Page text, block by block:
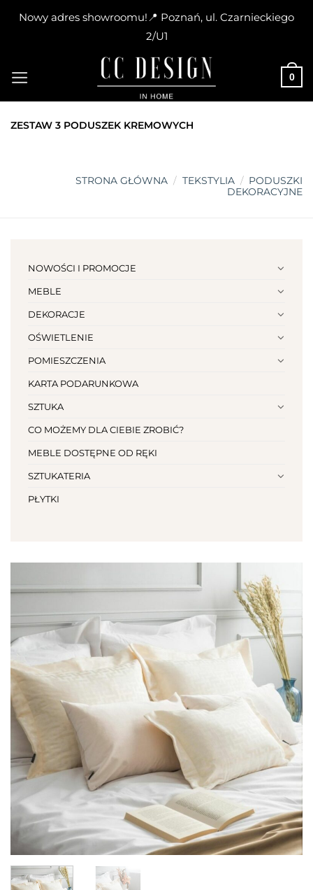
Nowy adres showroomu!📍 Poznań, ul. Czarnieckiego
2/U1
content
0
ZESTAW 3 PODUSZEK KREMOWYCH
STRONA GŁÓWNA / TEKSTYLIA / PODUSZKI
DEKORACYJNE
NOWOŚCI I PROMOCJE
MEBLE
DEKORACJE
OŚWIETLENIE
POMIESZCZENIA
KARTA PODARUNKOWA
SZTUKA
CO MOŻEMY DLA CIEBIE ZROBIĆ?
MEBLE DOSTĘPNE OD RĘKI
SZTUKATERIA
PŁYTKI